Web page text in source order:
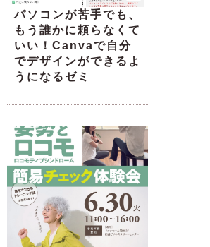
パソコンが苦手でも、
もう誰かに頼らなくて
いい！Canvaで自分
でデザインができるよ
うになるゼミ